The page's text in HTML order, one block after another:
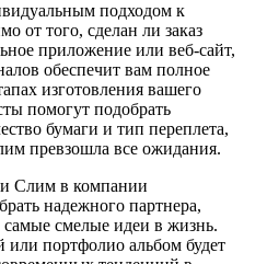
подходом к
от того, сделан ли заказ
приложение или веб-сайт,
обеспечит вам полное
изготовления вашего
помогут подобрать
бумаги и тип переплета,
превзошла все ожидания.
Слим в компании
надежного партнера,
смелые идеи в жизнь.
портфолио альбом будет